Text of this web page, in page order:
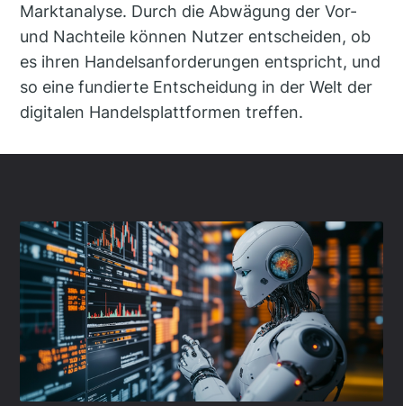
Marktanalyse. Durch die Abwägung der Vor-
und Nachteile können Nutzer entscheiden, ob
es ihren Handelsanforderungen entspricht, und
so eine fundierte Entscheidung in der Welt der
digitalen Handelsplattformen treffen.